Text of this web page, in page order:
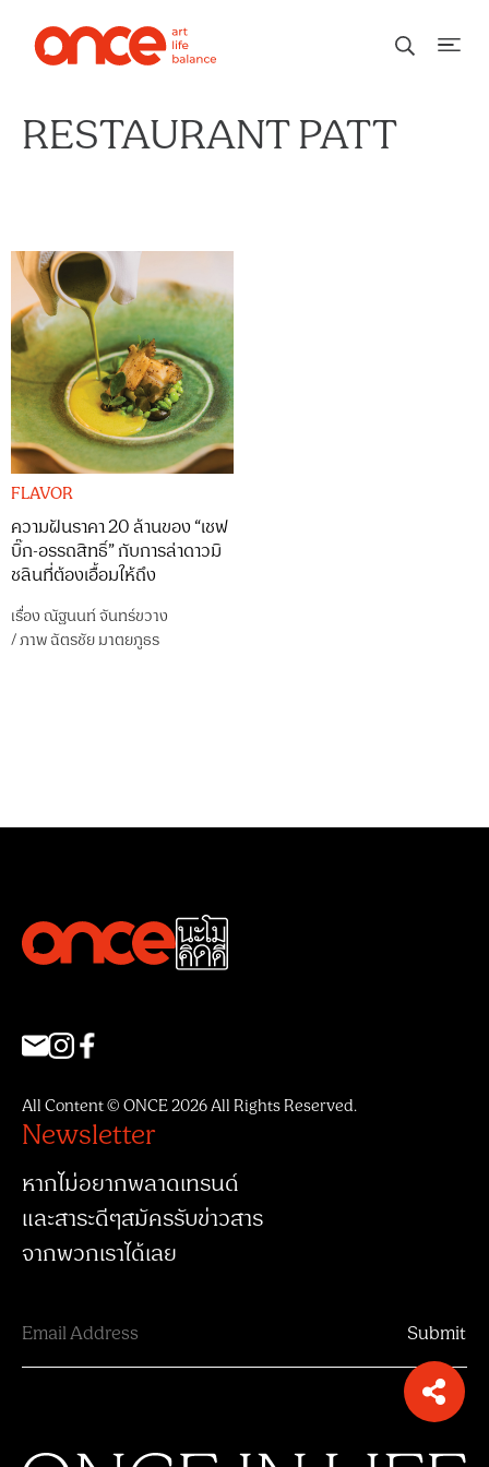
RESTAURANT PATT
FLAVOR
ความฝันราคา 20 ล้านของ “เชฟ
บิ๊ก-อรรถสิทธิ์” กับการล่าดาวมิ
ชลินที่ต้องเอื้อมให้ถึง
เรื่องณัฐนนท์ จันทร์ขวาง
/ภาพฉัตรชัย มาตยภูธร
All Content © ONCE 2026 All Rights Reserved.
Newsletter
หากไม่อยากพลาดเทรนด์
และสาระดีๆสมัครรับข่าวสาร
จากพวกเราได้เลย